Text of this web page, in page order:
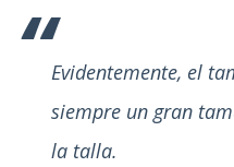
Evidentemente, el
siempre un gran
la talla.